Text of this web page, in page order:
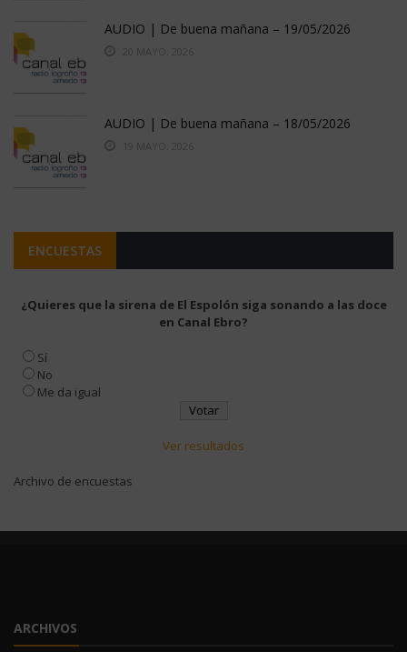
AUDIO | De buena mañana – 19/05/2026
20 MAYO, 2026
AUDIO | De buena mañana – 18/05/2026
19 MAYO, 2026
ENCUESTAS
¿Quieres que la sirena de El Espolón siga sonando a las doce
en Canal Ebro?
Sí
No
Me da igual
Ver resultados
Archivo de encuestas
ARCHIVOS